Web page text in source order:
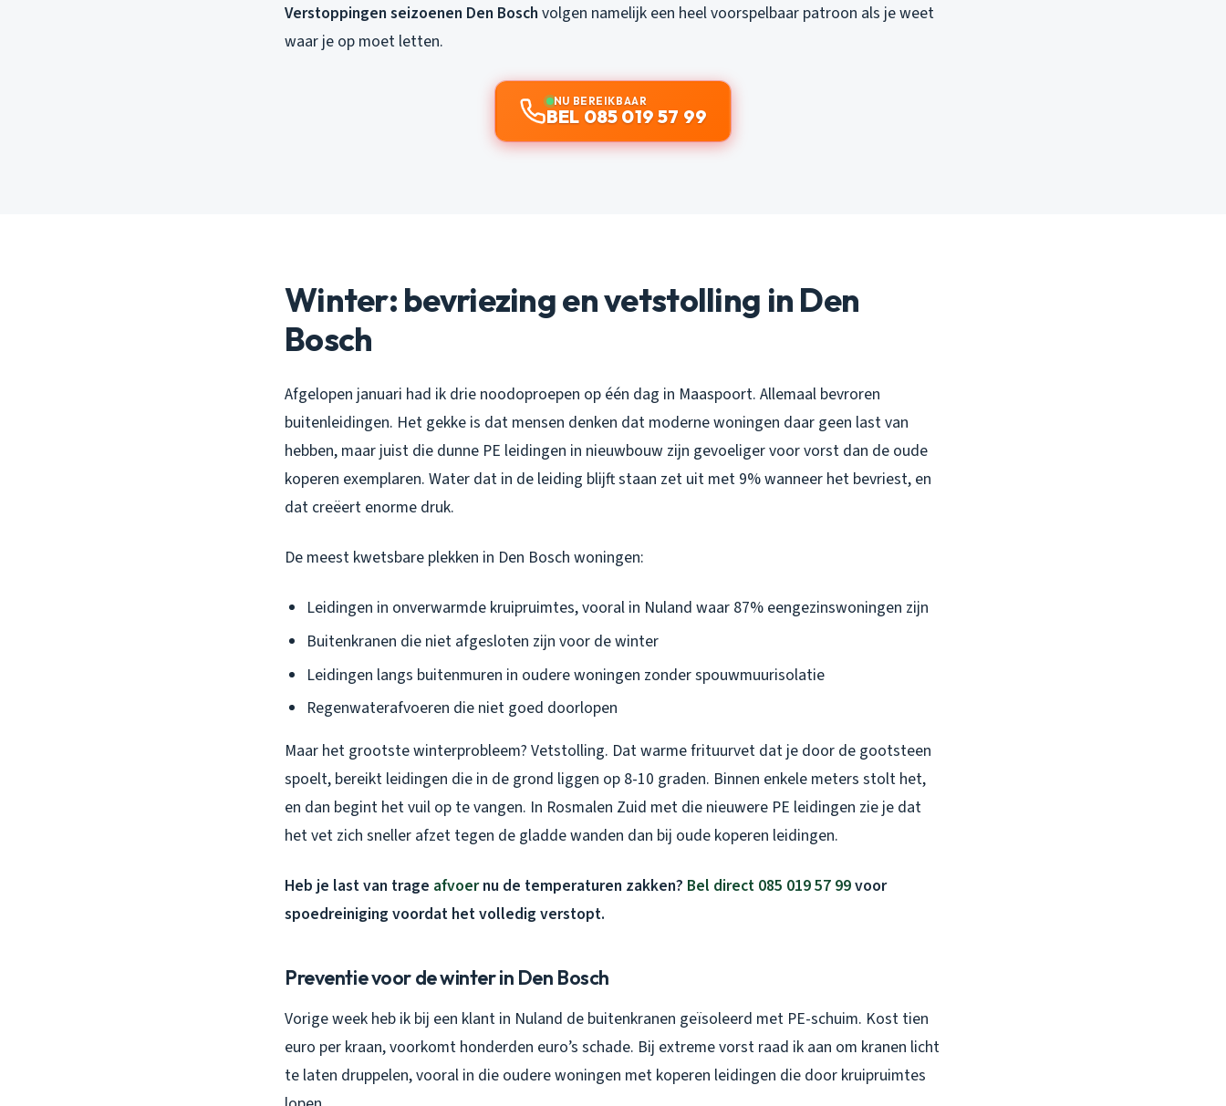
Verstoppingen seizoenen Den Bosch volgen namelijk een heel voorspelbaar patroon als je weet
waar je op moet letten.
NU BEREIKBAAR
BEL 085 019 57 99
Winter: bevriezing en vetstolling in Den
Bosch
Afgelopen januari had ik drie noodoproepen op één dag in Maaspoort. Allemaal bevroren
buitenleidingen. Het gekke is dat mensen denken dat moderne woningen daar geen last van
hebben, maar juist die dunne PE leidingen in nieuwbouw zijn gevoeliger voor vorst dan de oude
koperen exemplaren. Water dat in de leiding blijft staan zet uit met 9% wanneer het bevriest, en
dat creëert enorme druk.
De meest kwetsbare plekken in Den Bosch woningen:
Leidingen in onverwarmde kruipruimtes, vooral in Nuland waar 87% eengezinswoningen zijn
Buitenkranen die niet afgesloten zijn voor de winter
Leidingen langs buitenmuren in oudere woningen zonder spouwmuurisolatie
Regenwaterafvoeren die niet goed doorlopen
Maar het grootste winterprobleem? Vetstolling. Dat warme frituurvet dat je door de gootsteen
spoelt, bereikt leidingen die in de grond liggen op 8-10 graden. Binnen enkele meters stolt het,
en dan begint het vuil op te vangen. In Rosmalen Zuid met die nieuwere PE leidingen zie je dat
het vet zich sneller afzet tegen de gladde wanden dan bij oude koperen leidingen.
Heb je last van trage afvoernu de temperaturen zakken? Bel direct 085 019 57 99voor
spoedreiniging voordat het volledig verstopt.
Preventie voor de winter in Den Bosch
Vorige week heb ik bij een klant in Nuland de buitenkranen geïsoleerd met PE-schuim. Kost tien
euro per kraan, voorkomt honderden euro’s schade. Bij extreme vorst raad ik aan om kranen licht
te laten druppelen, vooral in die oudere woningen met koperen leidingen die door kruipruimtes